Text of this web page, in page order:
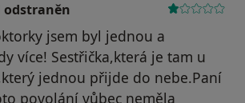
odstraněn
jsem byl jednou a
více! Sestřička,která je tam u
jednou přijde do nebe.Paní
povolání vůbec neměla